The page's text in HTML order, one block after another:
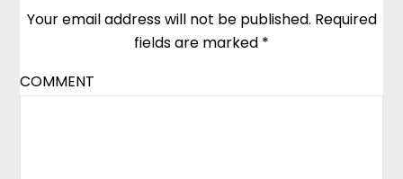
Your email address will not be published. Required
fields are marked *
COMMENT